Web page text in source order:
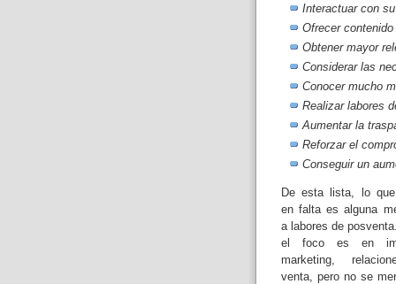
Interactuar con
Ofrecer
Obtener mayor
Considerar las
Conocer mucho
Realizar labores
Aumentar la
Reforzar el
Conseguir un
De esta lista, lo
en falta es alguna
a labores de
el foco es en
marketing,
venta, pero no se